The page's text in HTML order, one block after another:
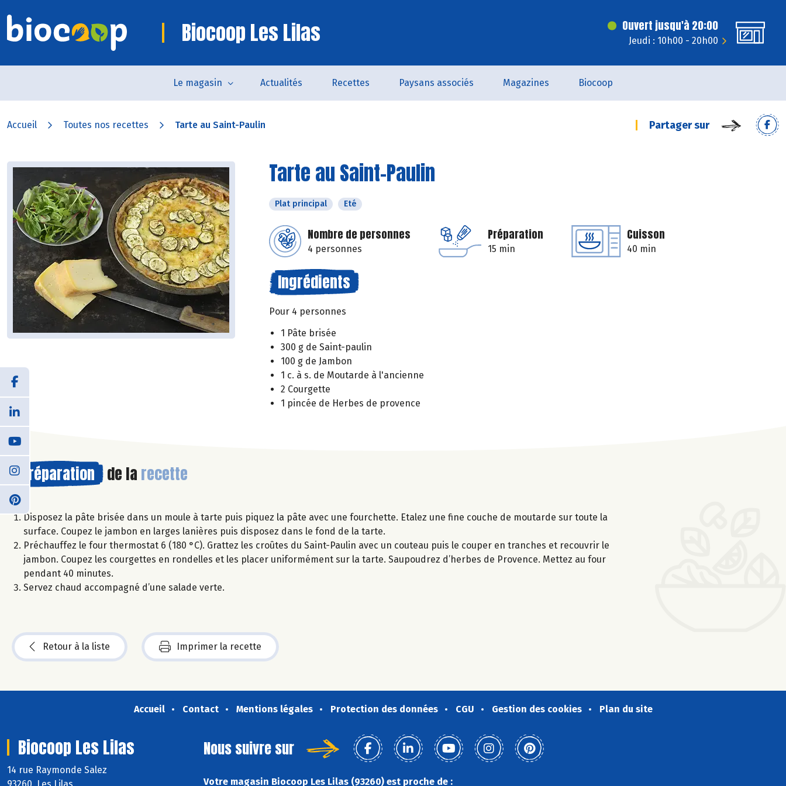
Biocoop Les Lilas Ouvert jusqu'à 20:00
Jeudi : 10h00 - 20h00
Le magasin Actualités Recettes Paysans associés Magazines Biocoop
Accueil Toutes nos recettes Tarte au Saint-Paulin Partager sur
Tarte au Saint-Paulin
Plat principal Eté
Nombre de personnes
4 personnes
Préparation
15 min
Cuisson
40 min
Ingrédients
Pour 4 personnes
1 Pâte brisée
300 g de Saint-paulin
100 g de Jambon
1 c. à s. de Moutarde à l'ancienne
2 Courgette
1 pincée de Herbes de provence
Préparation de la recette
Disposez la pâte brisée dans un moule à tarte puis piquez la pâte avec une fourchette. Etalez une fine couche de moutarde sur toute la
surface. Coupez le jambon en larges lanières puis disposez dans le fond de la tarte.
Préchauffez le four thermostat 6 (180 °C). Grattez les croûtes du Saint-Paulin avec un couteau puis le couper en tranches et recouvrir le
jambon. Coupez les courgettes en rondelles et les placer uniformément sur la tarte. Saupoudrez d’herbes de Provence. Mettez au four
pendant 40 minutes.
Servez chaud accompagné d’une salade verte.
Retour à la liste Imprimer la recette
Accueil Contact Mentions légales Protection des données CGU Gestion des cookies Plan du site
Biocoop Les Lilas
14 rue Raymonde Salez
93260 Les Lilas
Nous suivre sur
Votre magasin Biocoop Les Lilas (93260) est proche de :